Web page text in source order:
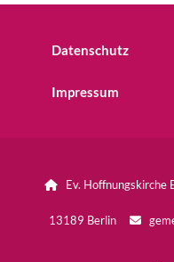
Datenschutz
Impressum
Ev. Hoffnungskirche
13189 Berlin
